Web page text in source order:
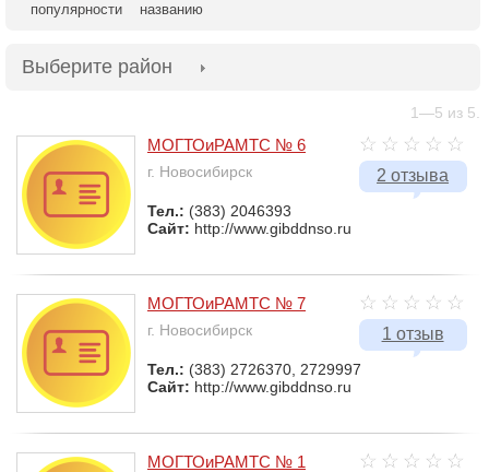
популярности
названию
Выберите район
1—5 из 5.
2 отзыва
МОГТОиРАМТС № 6
г. Новосибирск
Тел.: (383) 2046393
Сайт: http://www.gibddnso.ru
1 отзыв
МОГТОиРАМТС № 7
г. Новосибирск
Тел.: (383) 2726370, 2729997
Сайт: http://www.gibddnso.ru
МОГТОиРАМТС № 1